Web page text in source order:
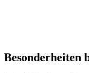
Besonderheiten